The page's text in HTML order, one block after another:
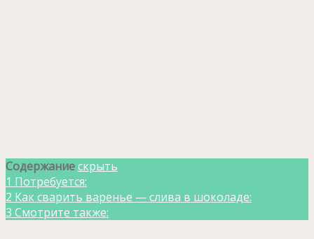
Содержаниескрыть
1 Потребуется:
2 Как сварить варенье — слива в шоколаде:
3 Смотрите также: